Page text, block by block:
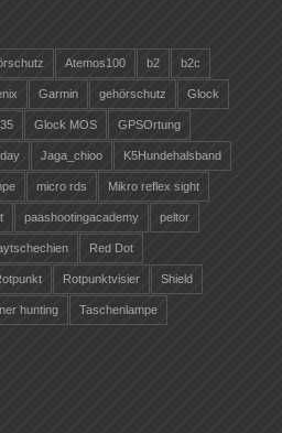
Atemos100 b2 b2c
Garmin gehörschutz Glock
Glock MOS GPSOrtung
Jaga_chioo K5Hundehalsband
micro rds Mikro reflex sight
paashootingacademy peltor
Red Dot
Rotpunktvisier Shield
hunting Taschenlampe